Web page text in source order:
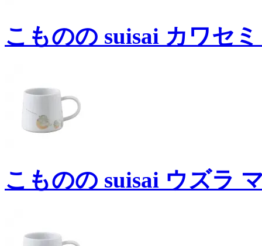
こものの suisai カワセ
こものの suisai ウズラ